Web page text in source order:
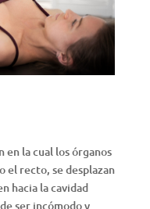
en la cual los órganos
el recto, se desplazan
hacia la cavidad
ser incómodo y